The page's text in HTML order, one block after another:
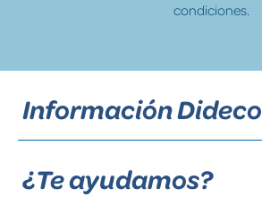
condiciones.
Información Dideco
¿Te ayudamos?